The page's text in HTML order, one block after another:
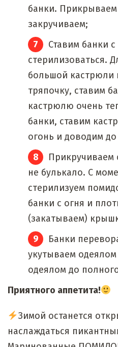
банки.
закручиваем;
Ставим банки
стерилизоваться.
большой кастрюли
тряпочку, ставим
кастрюлю очень
банки, ставим
огонь и доводим
Прикручиваем
не булькало. С
стерилизуем
банки с огня и
(закатываем)
Банки
укутываем
одеялом до
Приятного аппетита!
Зимой останется
наслаждаться